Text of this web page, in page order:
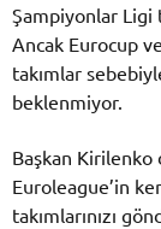
Şampiyonlar Ligi
Ancak Eurocup
takımlar
beklenmiyor.
Başkan Kirilenko
Euroleague’in
takımlarınızı